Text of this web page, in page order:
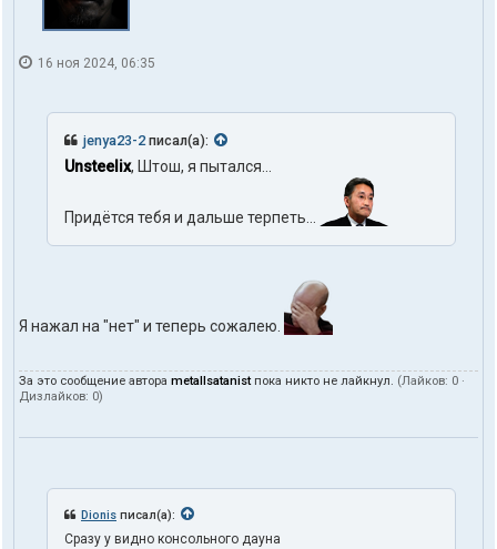
16 ноя 2024, 06:35
jenya23-2писал(а):
Unsteelix, Штош, я пытался...
Придётся тебя и дальше терпеть...
Я нажал на "нет" и теперь сожалею.
За это сообщение автора metallsatanistпока никто не лайкнул. (Лайков: 0 ·
Дизлайков: 0)
Dionis писал(а):
Сразу у видно консольного дауна